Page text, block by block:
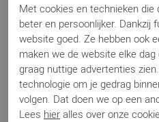
Merk
Artikelnummer
Los voetbed
Nee
Categorie
Kleur
Materiaal
Bestelcode
Met cookies en technieken die
beter en persoonlijker. Dankzij
website goed. Ze hebben ook
maken we de website elke
graag nuttige advertenties
technologie om je gedrag
volgen. Dat doen we op een
Lees hier alles over onze